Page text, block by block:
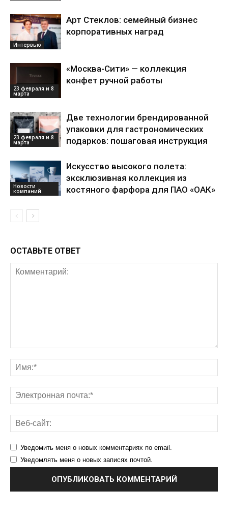
Интервью
Арт Стеклов: семейный бизнес
корпоративных наград
23 февраля и 8
марта
«Москва-Сити» — коллекция
конфет ручной работы
23 февраля и 8
марта
Две технологии брендированной
упаковки для гастрономических
подарков: пошаговая инструкция
Новости
компаний
Искусство высокого полета:
эксклюзивная коллекция из
костяного фарфора для ПАО «ОАК»
ОСТАВЬТЕ ОТВЕТ
Уведомить меня о новых комментариях по email.
Уведомлять меня о новых записях почтой.